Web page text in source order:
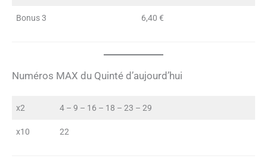
Bonus 3 6,40 €
Numéros MAX du Quinté d’aujourd’hui
x2 4 – 9 – 16 – 18 – 23 – 29
x10 22